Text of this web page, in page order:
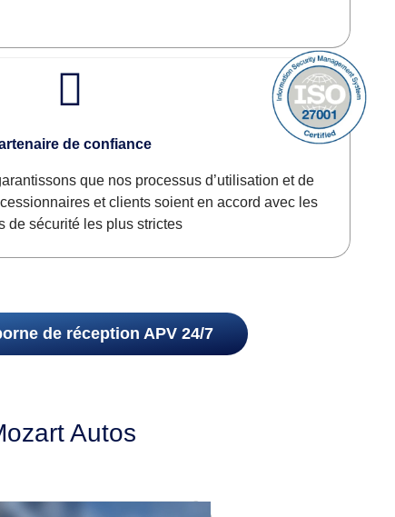
de confiance
que nos processus d’utilisation et de
et clients soient en accord avec les
de sécurité les plus strictes
de réception APV 24/7
Autos